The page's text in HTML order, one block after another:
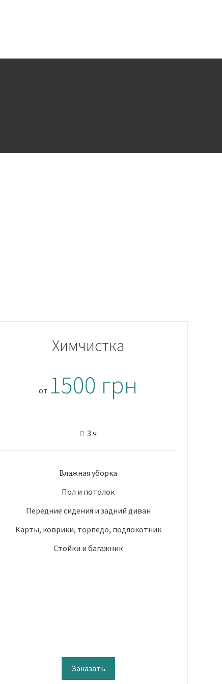
Химчистка
от 1500 грн
3 ч
Влажная уборка
Пол и потолок
Передние сидения и задний диван
Карты, коврики, торпедо, подлокотник
Стойки и багажник
Заказать